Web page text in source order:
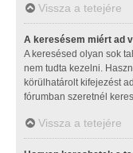
Vissza a tetejére
A keresésem miért ad
A keresésed olyan sok
nem tudta kezelni.
körülhatárolt kifejezést
fórumban szeretnél
Vissza a tetejére